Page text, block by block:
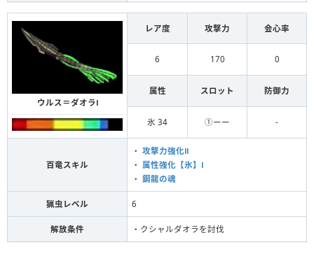
ウルス＝ダオラⅠ
レア度 攻撃力 会心率
6 170 0
属性 スロット 防御力
氷 34 ①ーー -
百竜スキル
・ 攻撃力強化Ⅱ
・ 属性強化【氷】Ⅰ
・ 鋼龍の魂
猟虫レベル 6
解放条件 ・クシャルダオラを討伐